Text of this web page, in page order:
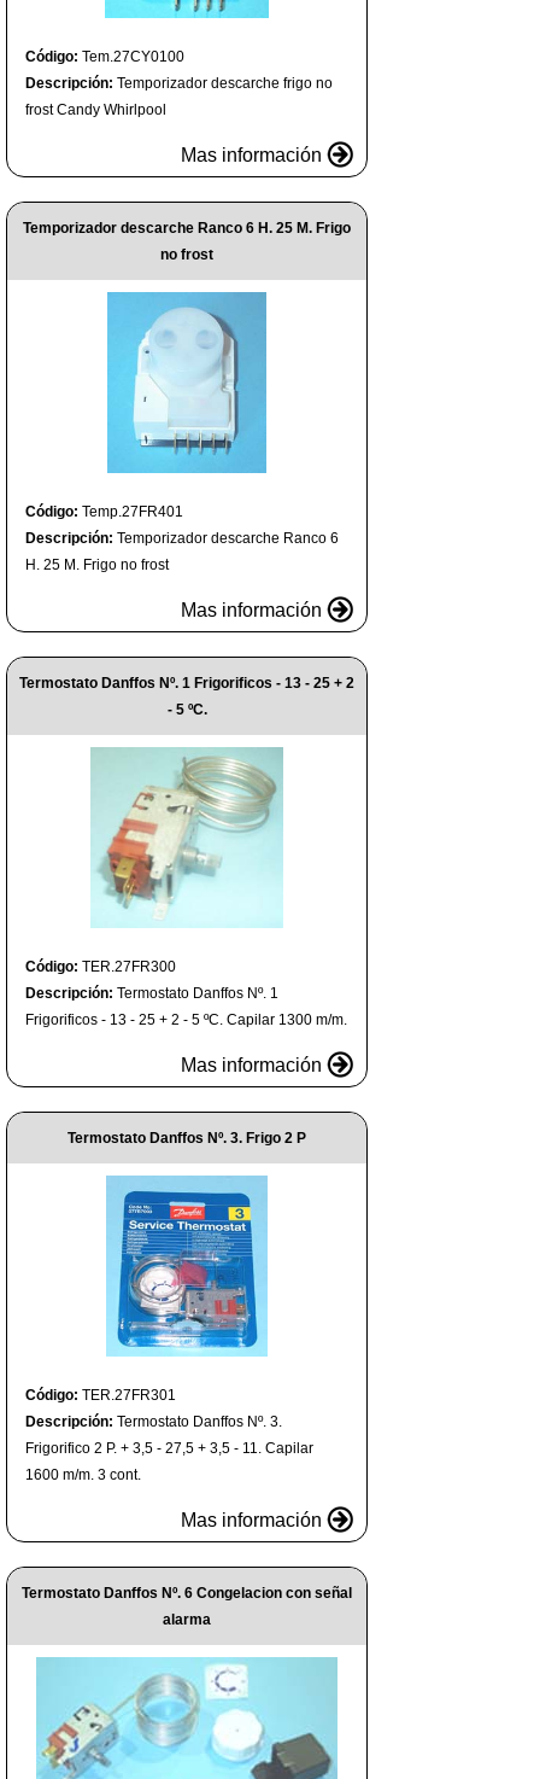
Código: Tem.27CY0100
Descripción: Temporizador descarche frigo no
frost Candy Whirlpool
Mas información
Temporizador descarche Ranco 6 H. 25 M. Frigo
no frost
Código: Temp.27FR401
Descripción: Temporizador descarche Ranco 6
H. 25 M. Frigo no frost
Mas información
Termostato Danffos Nº. 1 Frigorificos - 13 - 25 + 2
- 5 ºC.
Código: TER.27FR300
Descripción: Termostato Danffos Nº. 1
Frigorificos - 13 - 25 + 2 - 5 ºC. Capilar 1300 m/m.
Mas información
Termostato Danffos Nº. 3. Frigo 2 P
Código: TER.27FR301
Descripción: Termostato Danffos Nº. 3.
Frigorifico 2 P. + 3,5 - 27,5 + 3,5 - 11. Capilar
1600 m/m. 3 cont.
Mas información
Termostato Danffos Nº. 6 Congelacion con señal
alarma